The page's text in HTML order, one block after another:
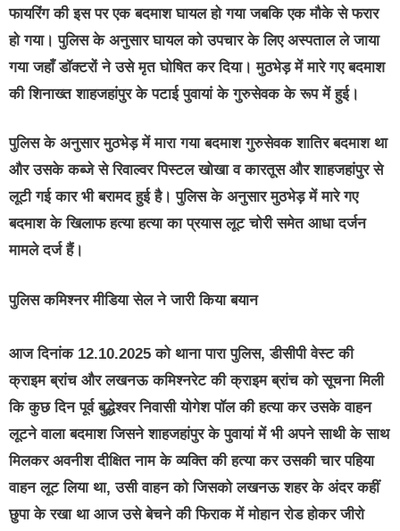
फायरिंग की इस पर एक बदमाश घायल हो गया जबकि एक मौके से फरार
हो गया। पुलिस के अनुसार घायल को उपचार के लिए अस्पताल ले जाया
गया जहाँ डॉक्टरों ने उसे मृत घोषित कर दिया। मुठभेड़ में मारे गए बदमाश
की शिनाख्त शाहजहांपुर के पटाई पुवायां के गुरुसेवक के रूप में हुई।
पुलिस के अनुसार मुठभेड़ में मारा गया बदमाश गुरुसेवक शातिर बदमाश था
और उसके कब्जे से रिवाल्वर पिस्टल खोखा व कारतूस और शाहजहांपुर से
लूटी गई कार भी बरामद हुई है। पुलिस के अनुसार मुठभेड़ में मारे गए
बदमाश के खिलाफ हत्या हत्या का प्रयास लूट चोरी समेत आधा दर्जन
मामले दर्ज हैं।
पुलिस कमिश्नर मीडिया सेल ने जारी किया बयान
आज दिनांक 12.10.2025 को थाना पारा पुलिस, डीसीपी वेस्ट की
क्राइम ब्रांच और लखनऊ कमिश्नरेट की क्राइम ब्रांच को सूचना मिली
कि कुछ दिन पूर्व बुद्धेश्वर निवासी योगेश पॉल की हत्या कर उसके वाहन
लूटने वाला बदमाश जिसने शाहजहांपुर के पुवायां में भी अपने साथी के साथ
मिलकर अवनीश दीक्षित नाम के व्यक्ति की हत्या कर उसकी चार पहिया
वाहन लूट लिया था, उसी वाहन को जिसको लखनऊ शहर के अंदर कहीं
छुपा के रखा था आज उसे बेचने की फिराक में मोहान रोड होकर जीरो